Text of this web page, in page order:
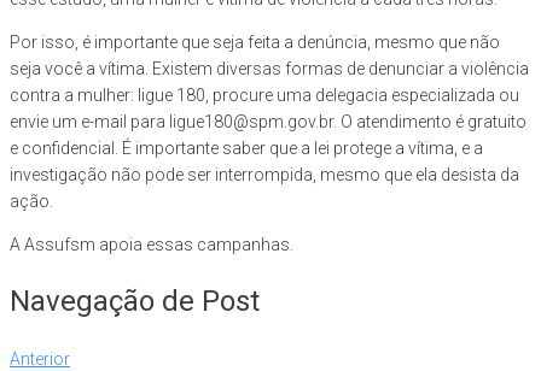
Por isso, é importante que seja feita a denúncia, mesmo que não
seja você a vítima. Existem diversas formas de denunciar a violência
contra a mulher: ligue 180, procure uma delegacia especializada ou
envie um e-mail para ligue180@spm.gov.br. O atendimento é gratuito
e confidencial. É importante saber que a lei protege a vítima, e a
investigação não pode ser interrompida, mesmo que ela desista da
ação.
A Assufsm apoia essas campanhas.
Navegação de Post
Anterior